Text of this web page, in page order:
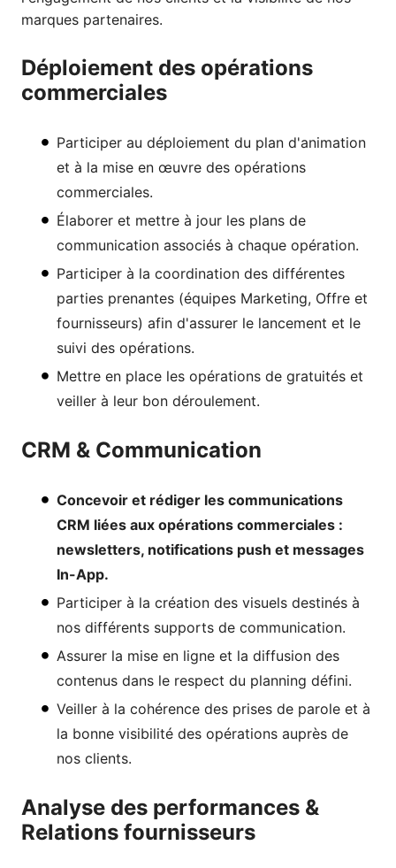
marques partenaires.
Déploiement des opérations
commerciales
Participer au déploiement du plan d'animation
et à la mise en œuvre des opérations
commerciales.
Élaborer et mettre à jour les plans de
communication associés à chaque opération.
Participer à la coordination des différentes
parties prenantes (équipes Marketing, Offre et
fournisseurs) afin d'assurer le lancement et le
suivi des opérations.
Mettre en place les opérations de gratuités et
veiller à leur bon déroulement.
CRM & Communication
Concevoir et rédiger les communications
CRM liées aux opérations commerciales :
newsletters, notifications push et messages
In-App.
Participer à la création des visuels destinés à
nos différents supports de communication.
Assurer la mise en ligne et la diffusion des
contenus dans le respect du planning défini.
Veiller à la cohérence des prises de parole et à
la bonne visibilité des opérations auprès de
nos clients.
Analyse des performances &
Relations fournisseurs